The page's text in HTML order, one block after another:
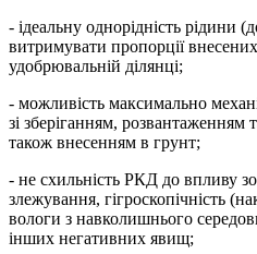
- ідеальну однорідність рідини
витримувати пропорції
удобрювальній ділянці;
- можливість максимально
зі зберіганням, розвантаженням
також внесенням в грунт;
- не схильність РКД до впливу
злежування, гігроскопічність
вологи з навколишнього
інших негативних явищ;